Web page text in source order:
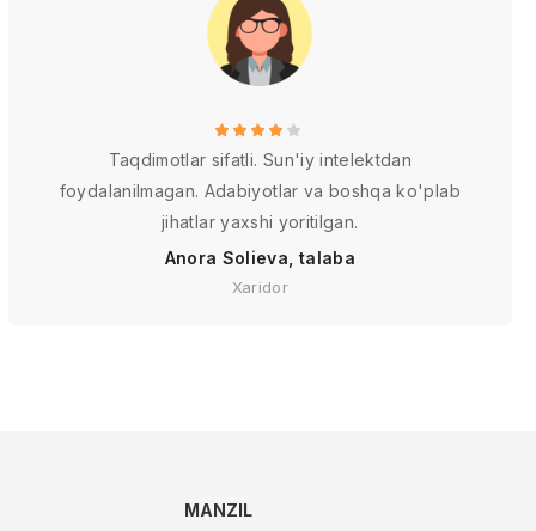
Taqdimotlar sifatli. Sun'iy intelektdan
foydalanilmagan. Adabiyotlar va boshqa ko'plab
jihatlar yaxshi yoritilgan.
Anora Solieva, talaba
Xaridor
MANZIL